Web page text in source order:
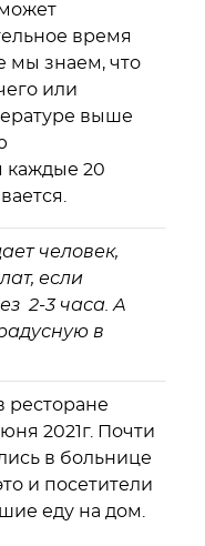
время
мы знаем, что
или
выше
каждые 20
человек,
если
2-3 часа. А
в
ресторане
2021г. Почти
в больнице
и посетители
еду на дом.